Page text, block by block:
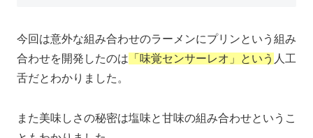
今回は意外な組み合わせのラーメンにプリンという組み
合わせを開発したのは 「味覚センサーレオ」という 人工
舌だとわかりました。
また美味しさの秘密は塩味と甘味の組み合わせというこ